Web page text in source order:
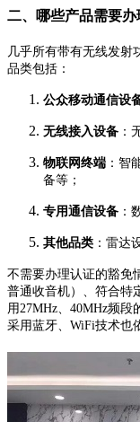
二、哪些产品需要
几乎所有带有无线发射
品类包括：
公众移动通信设
无线接入设备 ：
物联网终端 ：智
备等；
专用通信设备 ：
其他品类 ：雷达
不需要办理认证的豁免
普通收音机）、符合特
用27MHz、40MHz频
采用蓝牙、WiFi技术也